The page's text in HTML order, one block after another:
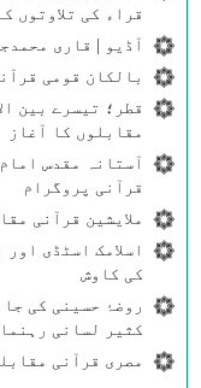
قراء کی تلاوتوں
آڈیو | قاری
بالکان قومی
قطر؛ تیسرے بین
مقابلوں کا آغاز
آستانہ مقدس
قرآنی پروگرام
ملایشین قرآنی
اسلامک اسٹڈی
کی کاوش
روضۂ حسینی کی
کثیر لسانی
مصری قرآنی